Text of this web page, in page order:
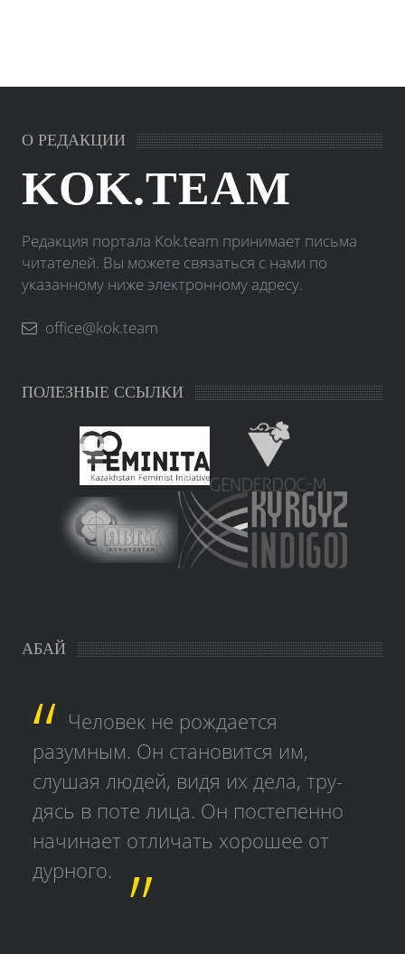
О РЕДАКЦИИ
KOK.TEAM
Редакция портала Kok.team принимает письма
читателей. Вы можете связаться с нами по
указанному ниже электронному адресу.
office@kok.team
ПОЛЕЗНЫЕ ССЫЛКИ
АБАЙ
Человек не рождается
разумным. Он становится им,
слушая людей, видя их дела, тру­
дясь в поте лица. Он постепенно
начинает отличать хорошее от
дурного.